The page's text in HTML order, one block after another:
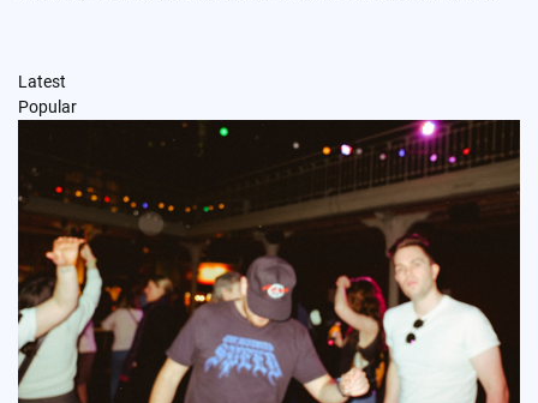
Latest
Popular